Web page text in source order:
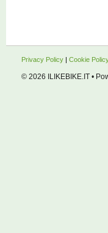
Privacy Policy Cookie
© 2026 ILIKEBIKE.IT •